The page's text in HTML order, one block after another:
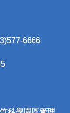
6666
科學園區管理